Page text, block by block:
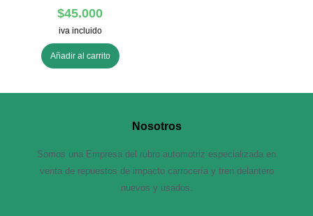
$45.000
iva incluido
Añadir al carrito
Nosotros
Somos una Empresa del rubro automotriz especializada en
venta de repuestos de impacto carrocería y tren delantero
nuevos y usados.